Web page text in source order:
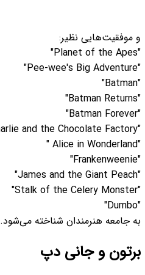
و موفقیت‌هایی نظیر:
"Planet of the Apes"
"Pee-wee's Big Adventure"
"Batman"
"Batman Returns"
"Batman Forever"
"Charlie and the Chocolate Factory"
"Alice in Wonderland "
"Frankenweenie"
"James and the Giant Peach"
"Stalk of the Celery Monster"
"Dumbo"
به جامعه هنرمندان شناخته می‌شود.
برتون و جانی‌ دپ